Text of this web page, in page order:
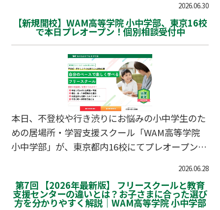
2026.06.30
【新規開校】WAM高等学院 小中学部、東京16校
で本日プレオープン！個別相談受付中
本日、不登校や行き渋りにお悩みの小中学生のた
めの居場所・学習支援スクール「WAM高等学院
小中学部」が、東京都内16校にてプレオープンい
付もスタート。出席扱い制度や学習の遅れなど、
まずはお気軽にご相談ください。
2026.06.28
第7回 【2026年最新版】 フリースクールと教育
支援センターの違いとは？お子さまに合った選び
方を分かりやすく解説｜WAM高等学院 小中学部